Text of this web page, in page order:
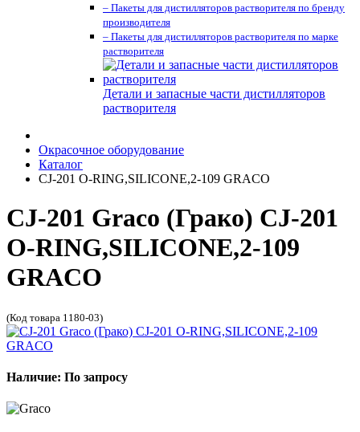
– Пакеты для дистилляторов растворителя по бренду
производителя
– Пакеты для дистилляторов растворителя по марке
растворителя
Детали и запасные части дистилляторов
растворителя
Окрасочное оборудование
Каталог
CJ-201 O-RING,SILICONE,2-109 GRACO
CJ-201 Graco (Грако) CJ-201
O-RING,SILICONE,2-109
GRACO
(Код товара 1180-03)
Наличие: По запросу